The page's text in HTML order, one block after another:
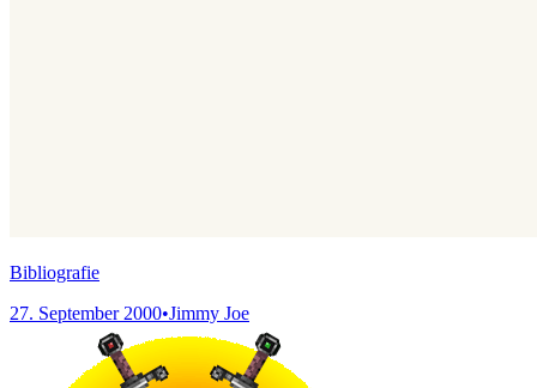
Bibliografie
27. September 2000•Jimmy Joe